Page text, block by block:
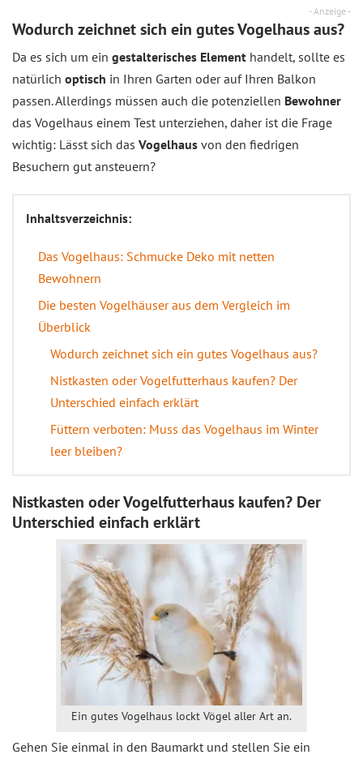
- Anzeige -
Wodurch zeichnet sich ein gutes Vogelhaus aus?
Da es sich um ein gestalterisches Element handelt, sollte es
natürlich optisch in Ihren Garten oder auf Ihren Balkon
passen. Allerdings müssen auch die potenziellen Bewohner
das Vogelhaus einem Test unterziehen, daher ist die Frage
wichtig: Lässt sich das Vogelhaus von den fiedrigen
Besuchern gut ansteuern?
Inhaltsverzeichnis:
Das Vogelhaus: Schmucke Deko mit netten
Bewohnern
Die besten Vogelhäuser aus dem Vergleich im
Überblick
Wodurch zeichnet sich ein gutes Vogelhaus aus?
Nistkasten oder Vogelfutterhaus kaufen? Der
Unterschied einfach erklärt
Füttern verboten: Muss das Vogelhaus im Winter
leer bleiben?
Nistkasten oder Vogelfutterhaus kaufen? Der
Unterschied einfach erklärt
Ein gutes Vogelhaus lockt Vögel aller Art an.
Gehen Sie einmal in den Baumarkt und stellen Sie ein